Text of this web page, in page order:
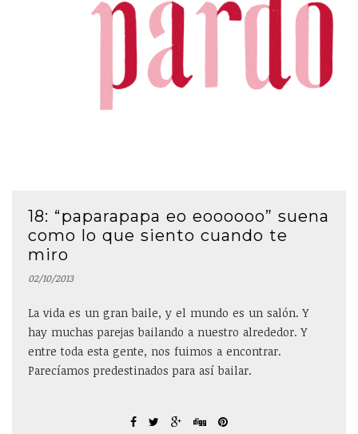
18: “paparapapa eo eoooooo” suena
como lo que siento cuando te
miro
02/10/2013
La vida es un gran baile, y el mundo es un salón. Y
hay muchas parejas bailando a nuestro alrededor. Y
entre toda esta gente, nos fuimos a encontrar.
Parecíamos predestinados para así bailar.